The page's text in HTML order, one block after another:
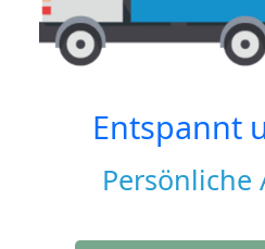
Entspannt
Persönliche